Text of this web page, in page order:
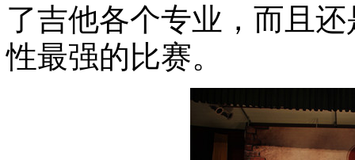
了吉他各个专业，而且
性最强的比赛。